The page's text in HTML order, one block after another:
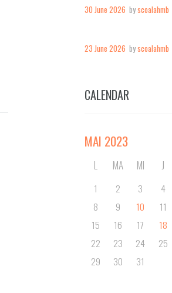
30 June 2026 byscoalahmb
23 June 2026 byscoalahmb
CALENDAR
MAI 2023
L MA MI J
1 2 3 4
8
9 10 11
15
16 17 18
22
23 24 25
29
30 31